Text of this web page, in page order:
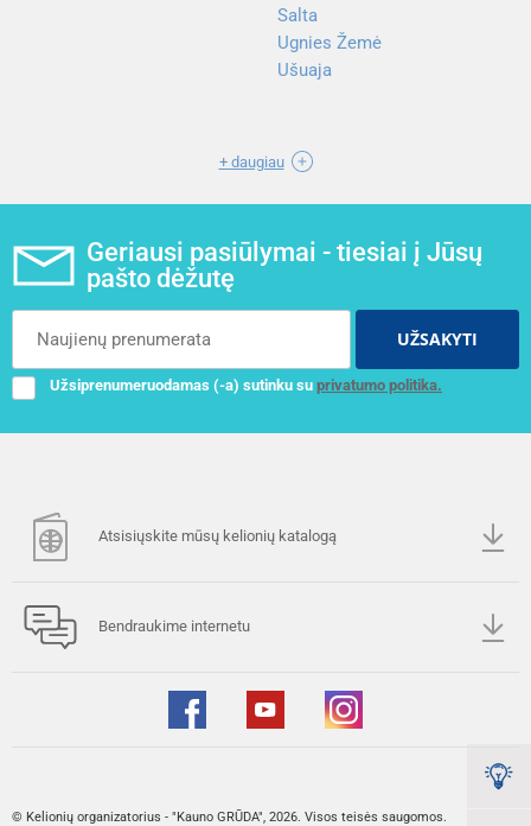
Salta
Ugnies Žemė
Ušuaja
+ daugiau
Geriausi pasiūlymai - tiesiai į Jūsų
pašto dėžutę
UŽSAKYTI
Užsiprenumeruodamas (-a) sutinku su privatumo politika.
Atsisiųskite mūsų kelionių katalogą
Bendraukime internetu
© Kelionių organizatorius - "Kauno GRŪDA", 2026. Visos teisės saugomos.